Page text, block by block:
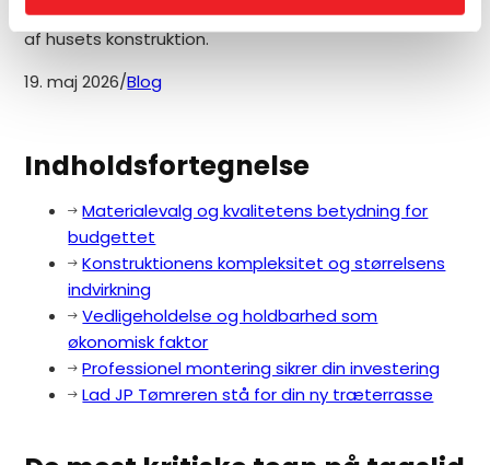
signaler i tide, kan du undgå dyre følgeskader i resten
af husets konstruktion.
19. maj 2026/Blog
Indholdsfortegnelse
Materialevalg og kvalitetens betydning for
budgettet
Konstruktionens kompleksitet og størrelsens
indvirkning
Vedligeholdelse og holdbarhed som
økonomisk faktor
Professionel montering sikrer din investering
Lad JP Tømreren stå for din ny træterrasse